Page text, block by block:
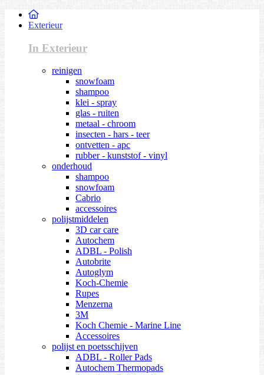
Exterieur
In Exterieur
reinigen
snowfoam
shampoo
klei - spray
glas - ruiten
metaal - chroom
insecten - hars - teer
ontvetten - apc
rubber - kunststof - vinyl
onderhoud
shampoo
snowfoam
Cabrio
accessoires
polijstmiddelen
3D car care
Autochem
ADBL - Polish
Autobrite
Autoglym
Koch-Chemie
Rupes
Menzerna
3M
Koch Chemie - Marine Line
Accessoires
polijst en poetsschijven
ADBL - Roller Pads
Autochem Thermopads